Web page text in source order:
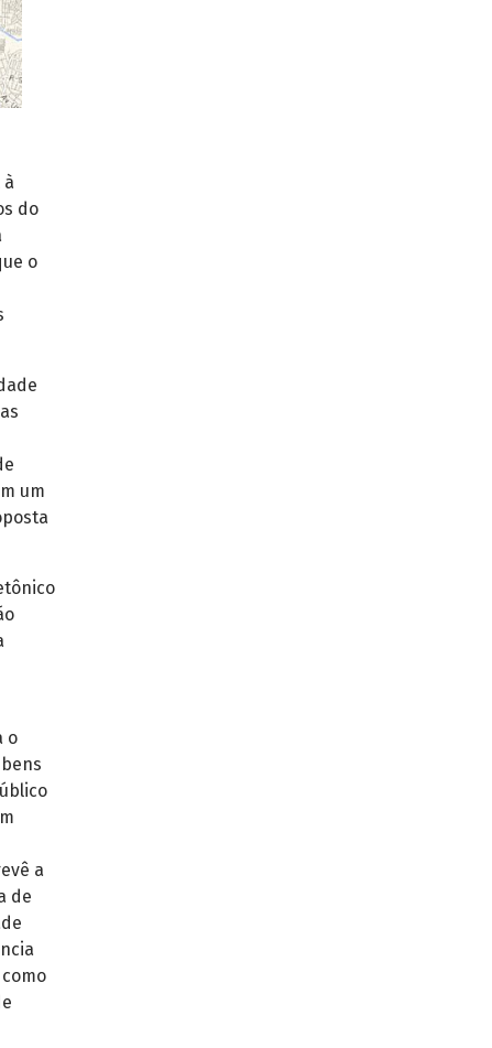
do
o
um
o
a
de